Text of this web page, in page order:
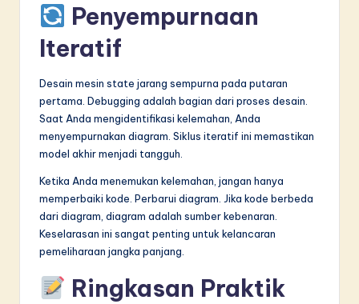
Penyempurnaan
Iteratif
Desain mesin state jarang sempurna pada putaran
pertama. Debugging adalah bagian dari proses desain.
Saat Anda mengidentifikasi kelemahan, Anda
menyempurnakan diagram. Siklus iteratif ini memastikan
model akhir menjadi tangguh.
Ketika Anda menemukan kelemahan, jangan hanya
memperbaiki kode. Perbarui diagram. Jika kode berbeda
dari diagram, diagram adalah sumber kebenaran.
Keselarasan ini sangat penting untuk kelancaran
pemeliharaan jangka panjang.
Ringkasan Praktik